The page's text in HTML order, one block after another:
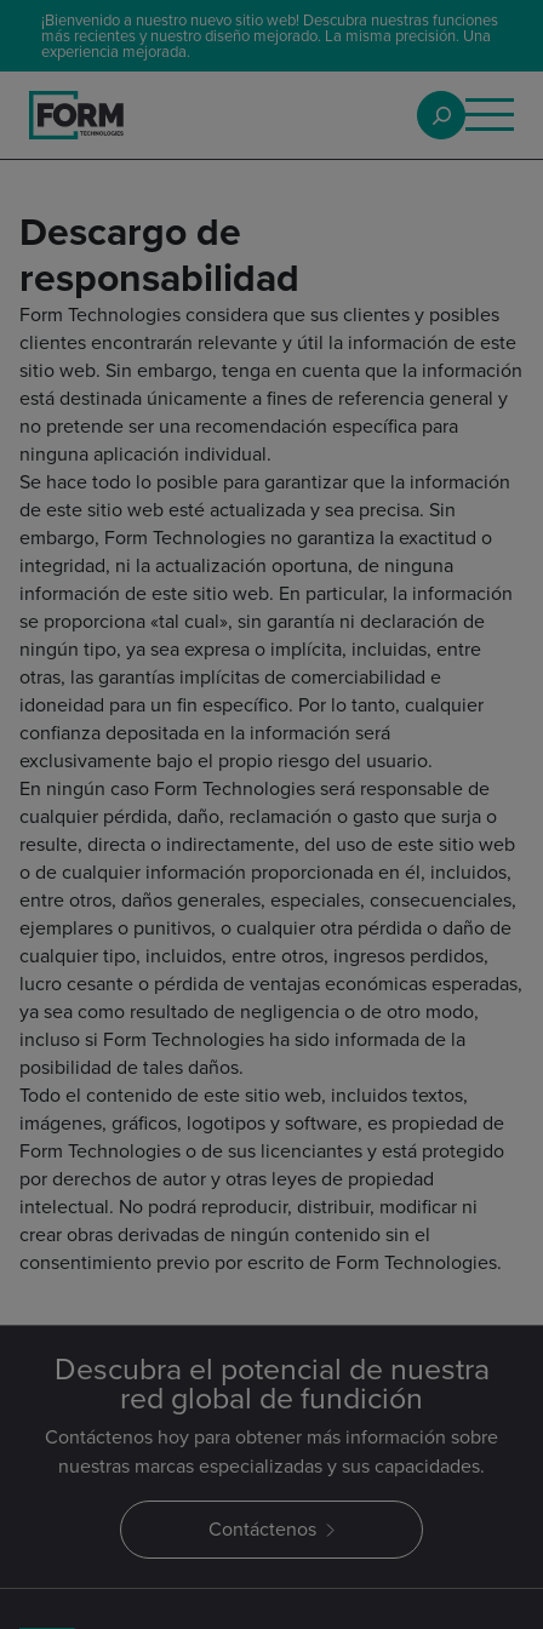
¡Bienvenido a nuestro nuevo sitio web! Descubra nuestras funciones
más recientes y nuestro diseño mejorado. La misma precisión. Una
experiencia mejorada.
Descargo de
responsabilidad
Form Technologies considera que sus clientes y posibles
clientes encontrarán relevante y útil la información de este
sitio web. Sin embargo, tenga en cuenta que la información
está destinada únicamente a fines de referencia general y
no pretende ser una recomendación específica para
ninguna aplicación individual.
Se hace todo lo posible para garantizar que la información
de este sitio web esté actualizada y sea precisa. Sin
embargo, Form Technologies no garantiza la exactitud o
integridad, ni la actualización oportuna, de ninguna
información de este sitio web. En particular, la información
se proporciona «tal cual», sin garantía ni declaración de
ningún tipo, ya sea expresa o implícita, incluidas, entre
otras, las garantías implícitas de comerciabilidad e
idoneidad para un fin específico. Por lo tanto, cualquier
confianza depositada en la información será
exclusivamente bajo el propio riesgo del usuario.
En ningún caso Form Technologies será responsable de
cualquier pérdida, daño, reclamación o gasto que surja o
resulte, directa o indirectamente, del uso de este sitio web
o de cualquier información proporcionada en él, incluidos,
entre otros, daños generales, especiales, consecuenciales,
ejemplares o punitivos, o cualquier otra pérdida o daño de
cualquier tipo, incluidos, entre otros, ingresos perdidos,
lucro cesante o pérdida de ventajas económicas esperadas,
ya sea como resultado de negligencia o de otro modo,
incluso si Form Technologies ha sido informada de la
posibilidad de tales daños.
Todo el contenido de este sitio web, incluidos textos,
imágenes, gráficos, logotipos y software, es propiedad de
Form Technologies o de sus licenciantes y está protegido
por derechos de autor y otras leyes de propiedad
intelectual. No podrá reproducir, distribuir, modificar ni
crear obras derivadas de ningún contenido sin el
consentimiento previo por escrito de Form Technologies.
Descubra el potencial de nuestra
red global de fundición
Contáctenos hoy para obtener más información sobre
nuestras marcas especializadas y sus capacidades.
Contáctenos